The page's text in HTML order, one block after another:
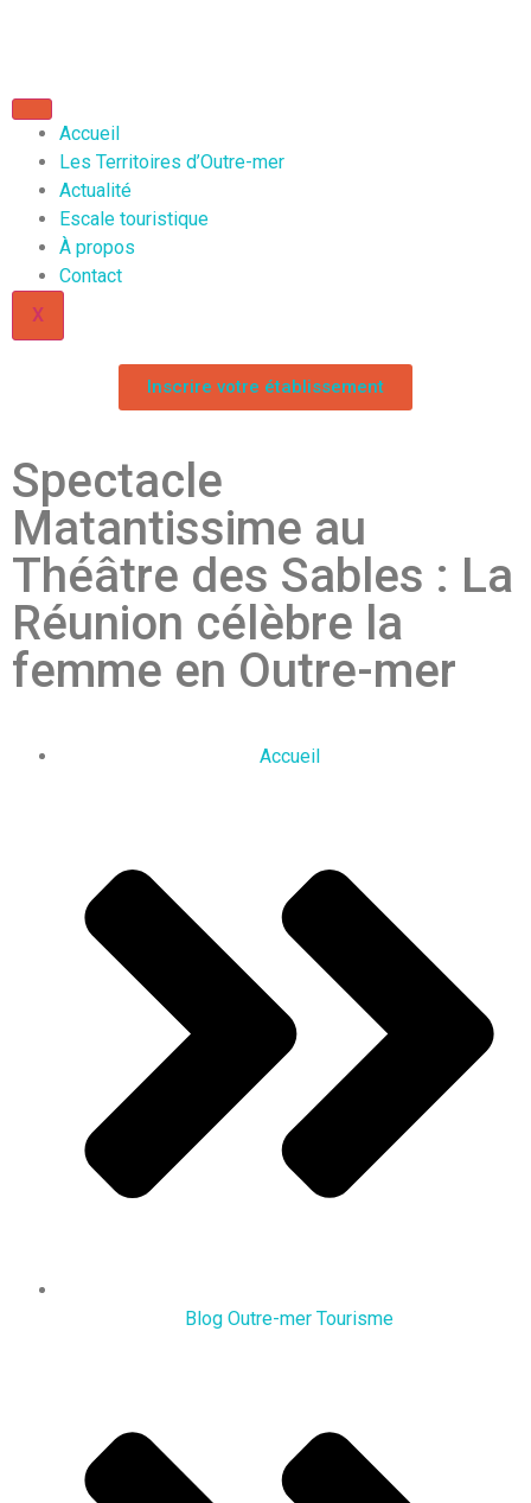
Accueil
Les Territoires d’Outre-mer
Actualité
Escale touristique
À propos
Contact
X
Inscrire votre établissement
Spectacle
Matantissime au
Théâtre des Sables : La
Réunion célèbre la
femme en Outre-mer
Accueil
Blog Outre-mer Tourisme